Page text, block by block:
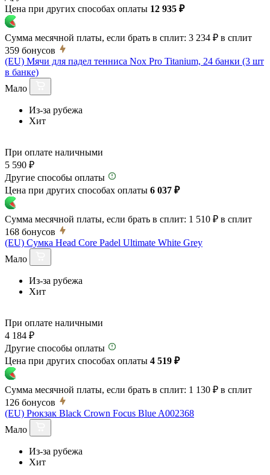
Цена при других способах оплаты 12 935 ₽
Сумма месячной платы, если брать в сплит: 3 234 ₽ в сплит
359 бонусов
(EU) Мячи для падел тенниса Nox Pro Titanium, 24 банки (3 шт
в банке)
Мало
Из-за рубежа
Хит
При оплате наличными
5 590 ₽
Другие способы оплаты
Цена при других способах оплаты 6 037 ₽
Сумма месячной платы, если брать в сплит: 1 510 ₽ в сплит
168 бонусов
(EU) Сумка Head Core Padel Ultimate White Grey
Мало
Из-за рубежа
Хит
При оплате наличными
4 184 ₽
Другие способы оплаты
Цена при других способах оплаты 4 519 ₽
Сумма месячной платы, если брать в сплит: 1 130 ₽ в сплит
126 бонусов
(EU) Рюкзак Black Crown Focus Blue A002368
Мало
Из-за рубежа
Хит